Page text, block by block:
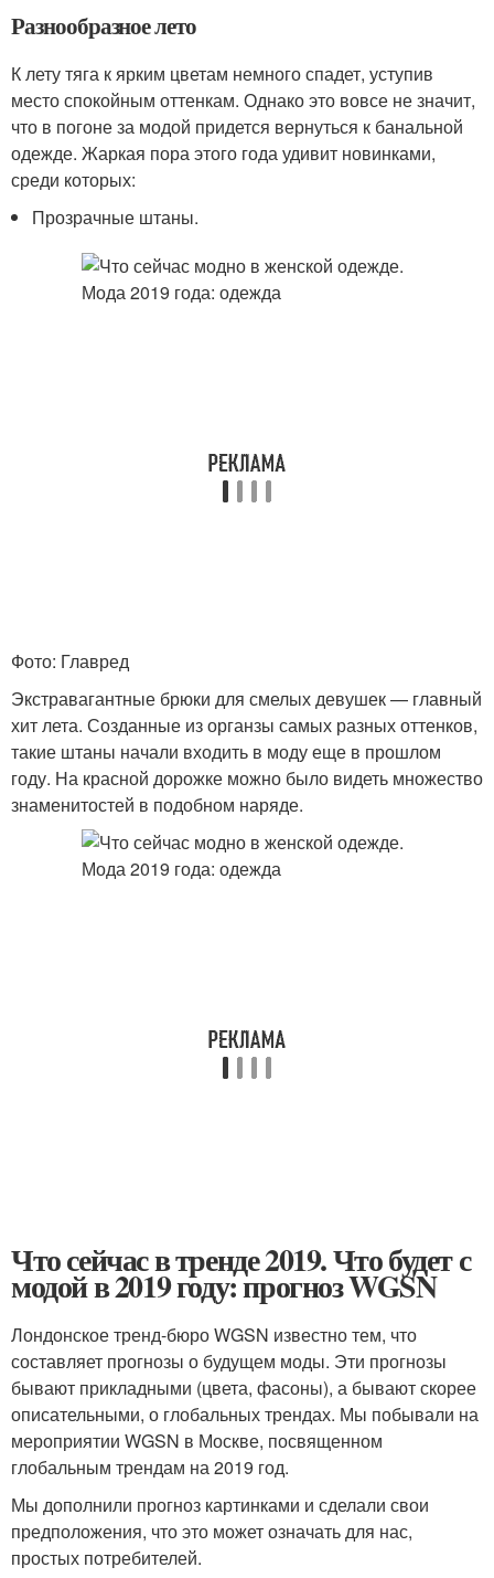
Разнообразное лето
К лету тяга к ярким цветам немного спадет, уступив
место спокойным оттенкам. Однако это вовсе не значит,
что в погоне за модой придется вернуться к банальной
одежде. Жаркая пора этого года удивит новинками,
среди которых:
Прозрачные штаны.
Фото: Главред
Экстравагантные брюки для смелых девушек — главный
хит лета. Созданные из органзы самых разных оттенков,
такие штаны начали входить в моду еще в прошлом
году. На красной дорожке можно было видеть множество
знаменитостей в подобном наряде.
Что сейчас в тренде 2019. Что будет с
модой в 2019 году: прогноз WGSN
Лондонское тренд-бюро WGSN известно тем, что
составляет прогнозы о будущем моды. Эти прогнозы
бывают прикладными (цвета, фасоны), а бывают скорее
описательными, о глобальных трендах. Мы побывали на
мероприятии WGSN в Москве, посвященном
глобальным трендам на 2019 год.
Мы дополнили прогноз картинками и сделали свои
предположения, что это может означать для нас,
простых потребителей.